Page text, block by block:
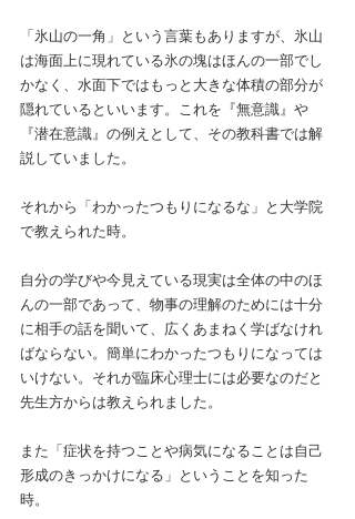
「氷山の一角」という言葉もありますが、氷山
は海面上に現れている氷の塊はほんの一部でし
かなく、水面下ではもっと大きな体積の部分が
隠れているといいます。これを『無意識』や
『潜在意識』の例えとして、その教科書では解
説していました。
それから「わかったつもりになるな」と大学院
で教えられた時。
自分の学びや今見えている現実は全体の中のほ
んの一部であって、物事の理解のためには十分
に相手の話を聞いて、広くあまねく学ばなけれ
ばならない。簡単にわかったつもりになっては
いけない。それが臨床心理士には必要なのだと
先生方からは教えられました。
また「症状を持つことや病気になることは自己
形成のきっかけになる」ということを知った
時。